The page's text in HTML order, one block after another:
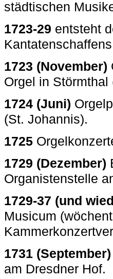
städtischen
1723-29 entsteht
1723 (November)
Orgel in
1724 (Juni)
(St. Johannis).
1725
1729 (Dezember)
Organistenstelle
1729-37 (und
Musicum
1731 (September)
am Dresdner Hof.